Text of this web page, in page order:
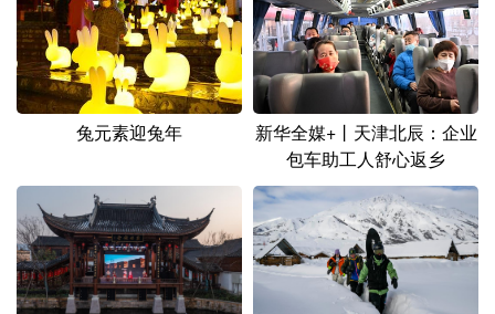
多语种频道
English Español Français عربى
日本語 한국어
Deutsch Português
兔元素迎兔年
新华全媒+丨天津北辰：企业
包车助工人舒心返乡